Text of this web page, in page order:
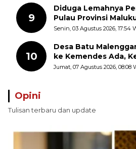
9
Diduga Lemahnya
Pulau Provinsi
Pungli terhadap
Senin, 03 Agustus 2026, 17:54
10
Desa Batu
ke Kemendes Ada,
GMAS Berbeda
Jumat, 07 Agustus 2026, 08:08
Opini
Tulisan terbaru dan update